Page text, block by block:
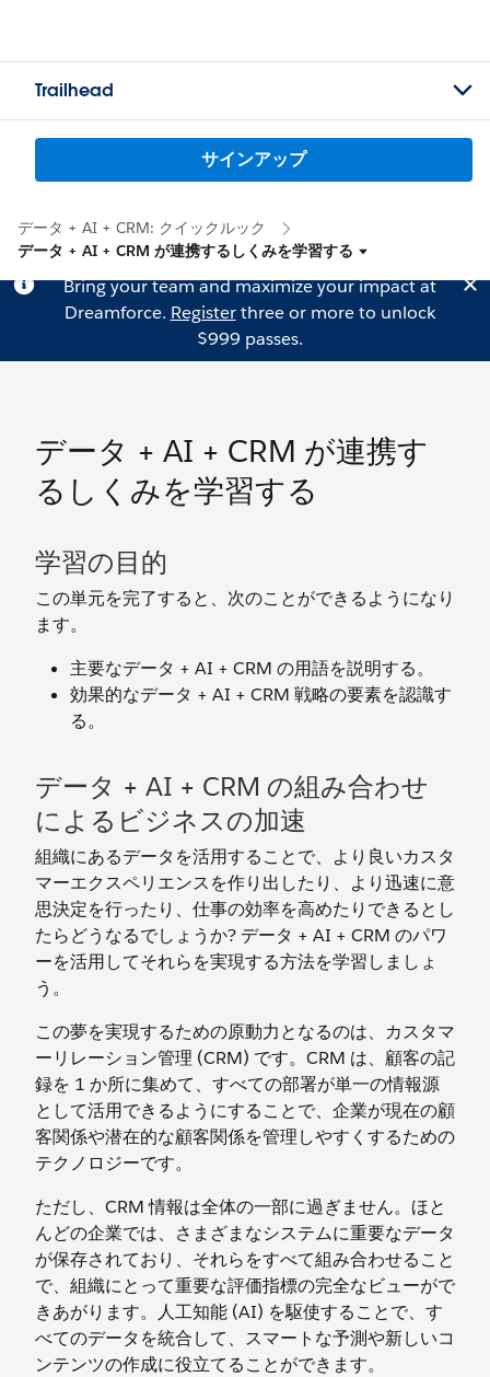
Trailhead
サインアップ
データ + AI + CRM: クイックルック
データ + AI + CRM が連携するしくみを学習する
Bring your team and maximize your impact at
Dreamforce. Registerthree or more to unlock
$999 passes.
データ + AI + CRM が連携す
るしくみを学習する
学習の目的
この単元を完了すると、次のことができるようになり
ます。
主要なデータ + AI + CRM の用語を説明する。
効果的なデータ + AI + CRM 戦略の要素を認識す
る。
データ + AI + CRM の組み合わせ
によるビジネスの加速
組織にあるデータを活用することで、より良いカスタ
マーエクスペリエンスを作り出したり、より迅速に意
思決定を行ったり、仕事の効率を高めたりできるとし
たらどうなるでしょうか? データ + AI + CRM のパワ
ーを活用してそれらを実現する方法を学習しましょ
う。
この夢を実現するための原動力となるのは、カスタマ
ーリレーション管理 (CRM) です。CRM は、顧客の記
録を 1 か所に集めて、すべての部署が単一の情報源
として活用できるようにすることで、企業が現在の顧
客関係や潜在的な顧客関係を管理しやすくするための
テクノロジーです。
ただし、CRM 情報は全体の一部に過ぎません。ほと
んどの企業では、さまざまなシステムに重要なデータ
が保存されており、それらをすべて組み合わせること
で、組織にとって重要な評価指標の完全なビューがで
きあがります。人工知能 (AI) を駆使することで、す
べてのデータを統合して、スマートな予測や新しいコ
ンテンツの作成に役立てることができます。